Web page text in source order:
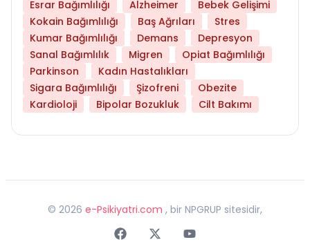
Esrar Bağımlılığı
Alzheimer
Bebek Gelişimi
Kokain Bağımlılığı
Baş Ağrıları
Stres
Kumar Bağımlılığı
Demans
Depresyon
Sanal Bağımlılık
Migren
Opiat Bağımlılığı
Parkinson
Kadın Hastalıkları
Sigara Bağımlılığı
Şizofreni
Obezite
Kardioloji
Bipolar Bozukluk Cilt Bakımı
© 2026 e-Psikiyatri.com , bir NPGRUP sitesidir,